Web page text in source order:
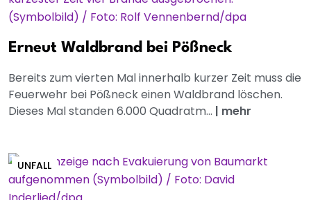
Erneut Waldbrand bei Pößneck
Bereits zum vierten Mal innerhalb kurzer Zeit muss die
Feuerwehr bei Pößneck einen Waldbrand löschen.
Dieses Mal standen 6.000 Quadratm... | mehr
UNFALL